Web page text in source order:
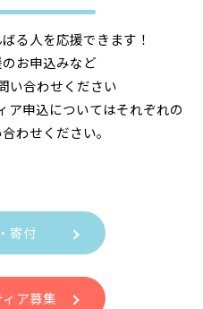
る人を応援できます！
お申込みなど
い合わせください
ア申込についてはそれぞれの
わせください。
寄付
ア募集